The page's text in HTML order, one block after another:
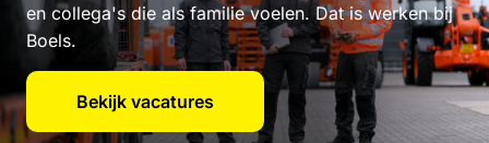
en collega's die als familie voelen. Dat is werken bij
Boels.
Bekijk vacatures